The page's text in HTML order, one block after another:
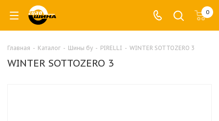
0
Главная - Каталог - Шины бу - PIRELLI - WINTER SOTTOZERO 3
WINTER SOTTOZERO 3